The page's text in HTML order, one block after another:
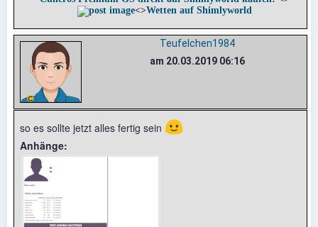
<>Wetten auf Shimlyworld
Teufelchen1984
am 20.03.2019 06:16
so es sollte jetzt alles fertig sein 🙂
Anhänge: